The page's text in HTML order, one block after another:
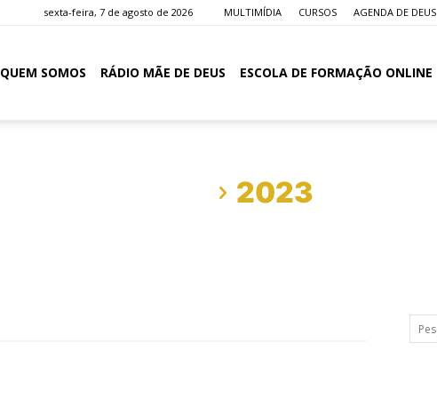
sexta-feira, 7 de agosto de 2026 MULTIMÍDIA CURSOS AGENDA DE DEUS
QUEM SOMOS RÁDIO MÃE DE DEUS ESCOLA DE FORMAÇÃO ONLINE
2023